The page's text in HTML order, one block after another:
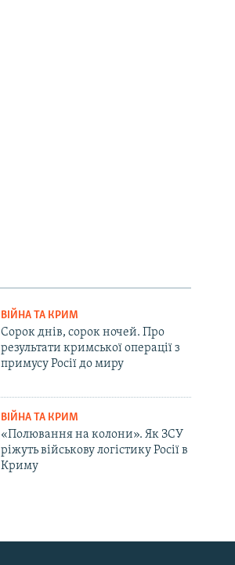
ВІЙНА ТА КРИМ
Сорок днів, сорок ночей. Про
результати кримської операції з
примусу Росії до миру
ВІЙНА ТА КРИМ
«Полювання на колони». Як ЗСУ
ріжуть військову логістику Росії в
Криму